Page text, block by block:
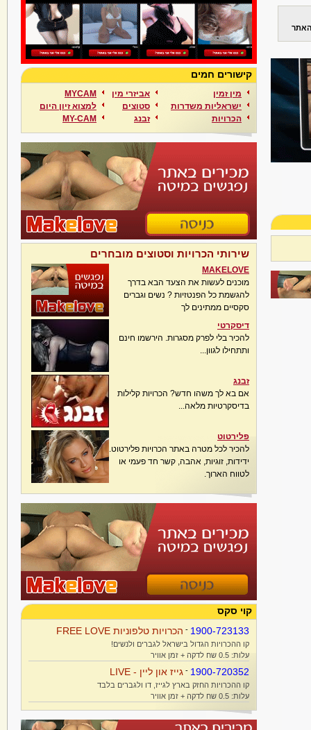
האתר
קישורים חמים
מין זמין
ישראליות משדרות
הכרויות
אביזרי מין
סטוצים
זבנג
MYCAM
למצוא זיון היום
MY-CAM
שירותי הכרויות וסטוצים מובחרים
MAKELOVE
מוכנים לעשות את הצעד הבא בדרך
להגשמת כל הפנטזיות ? נשים וגברים
סקסיים ממתינים לך
דיסקרטי
להכיר בלי לפרק מסגרות. הירשמו חינם
ותתחילו לגוון...
זבנג
אם בא לך משהו חדש? הכרויות קלילות
בדיסקרטיות מלאה...
פלירטוט
להכיר לכל מטרה באתר הכרויות פלירטוט.
ידידות, זוגיות, אהבה, קשר חד פעמי או
לטווח הארוך.
קוי סקס
1900-723133
- הכרויות טלפוניות FREE LOVE
קו ההכרויות הגדול בישראל לגברים ולנשים!
עלות: 0.5 שח לדקה + זמן אוויר
1900-720352
- גייז און ליין - LIVE
קו ההכרויות החזק בארץ לגייז, דו ולגברים בלבד
עלות: 0.5 שח לדקה + זמן אוויר